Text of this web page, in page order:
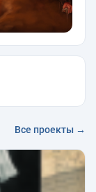
Все проекты →